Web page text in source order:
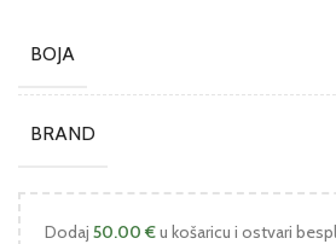
BOJA
BRAND
Dodaj 50.00 €u košaricu i ostvari